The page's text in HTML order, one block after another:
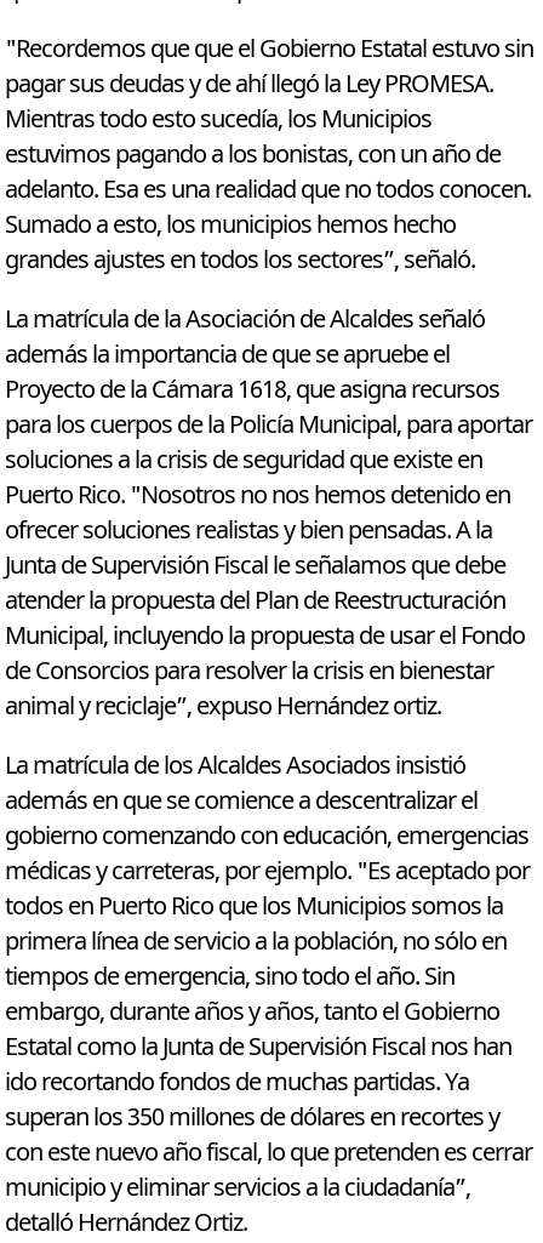
"Recordemos que que el Gobierno Estatal estuvo sin
pagar sus deudas y de ahí llegó la Ley PROMESA.
Mientras todo esto sucedía, los Municipios
estuvimos pagando a los bonistas, con un año de
adelanto. Esa es una realidad que no todos conocen.
Sumado a esto, los municipios hemos hecho
grandes ajustes en todos los sectores”, señaló.
La matrícula de la Asociación de Alcaldes señaló
además la importancia de que se apruebe el
Proyecto de la Cámara 1618, que asigna recursos
para los cuerpos de la Policía Municipal, para aportar
soluciones a la crisis de seguridad que existe en
Puerto Rico. "Nosotros no nos hemos detenido en
ofrecer soluciones realistas y bien pensadas. A la
Junta de Supervisión Fiscal le señalamos que debe
atender la propuesta del Plan de Reestructuración
Municipal, incluyendo la propuesta de usar el Fondo
de Consorcios para resolver la crisis en bienestar
animal y reciclaje”, expuso Hernández ortiz.
La matrícula de los Alcaldes Asociados insistió
además en que se comience a descentralizar el
gobierno comenzando con educación, emergencias
médicas y carreteras, por ejemplo. "Es aceptado por
todos en Puerto Rico que los Municipios somos la
primera línea de servicio a la población, no sólo en
tiempos de emergencia, sino todo el año. Sin
embargo, durante años y años, tanto el Gobierno
Estatal como la Junta de Supervisión Fiscal nos han
ido recortando fondos de muchas partidas. Ya
superan los 350 millones de dólares en recortes y
con este nuevo año fiscal, lo que pretenden es cerrar
municipio y eliminar servicios a la ciudadanía”,
detalló Hernández Ortiz.